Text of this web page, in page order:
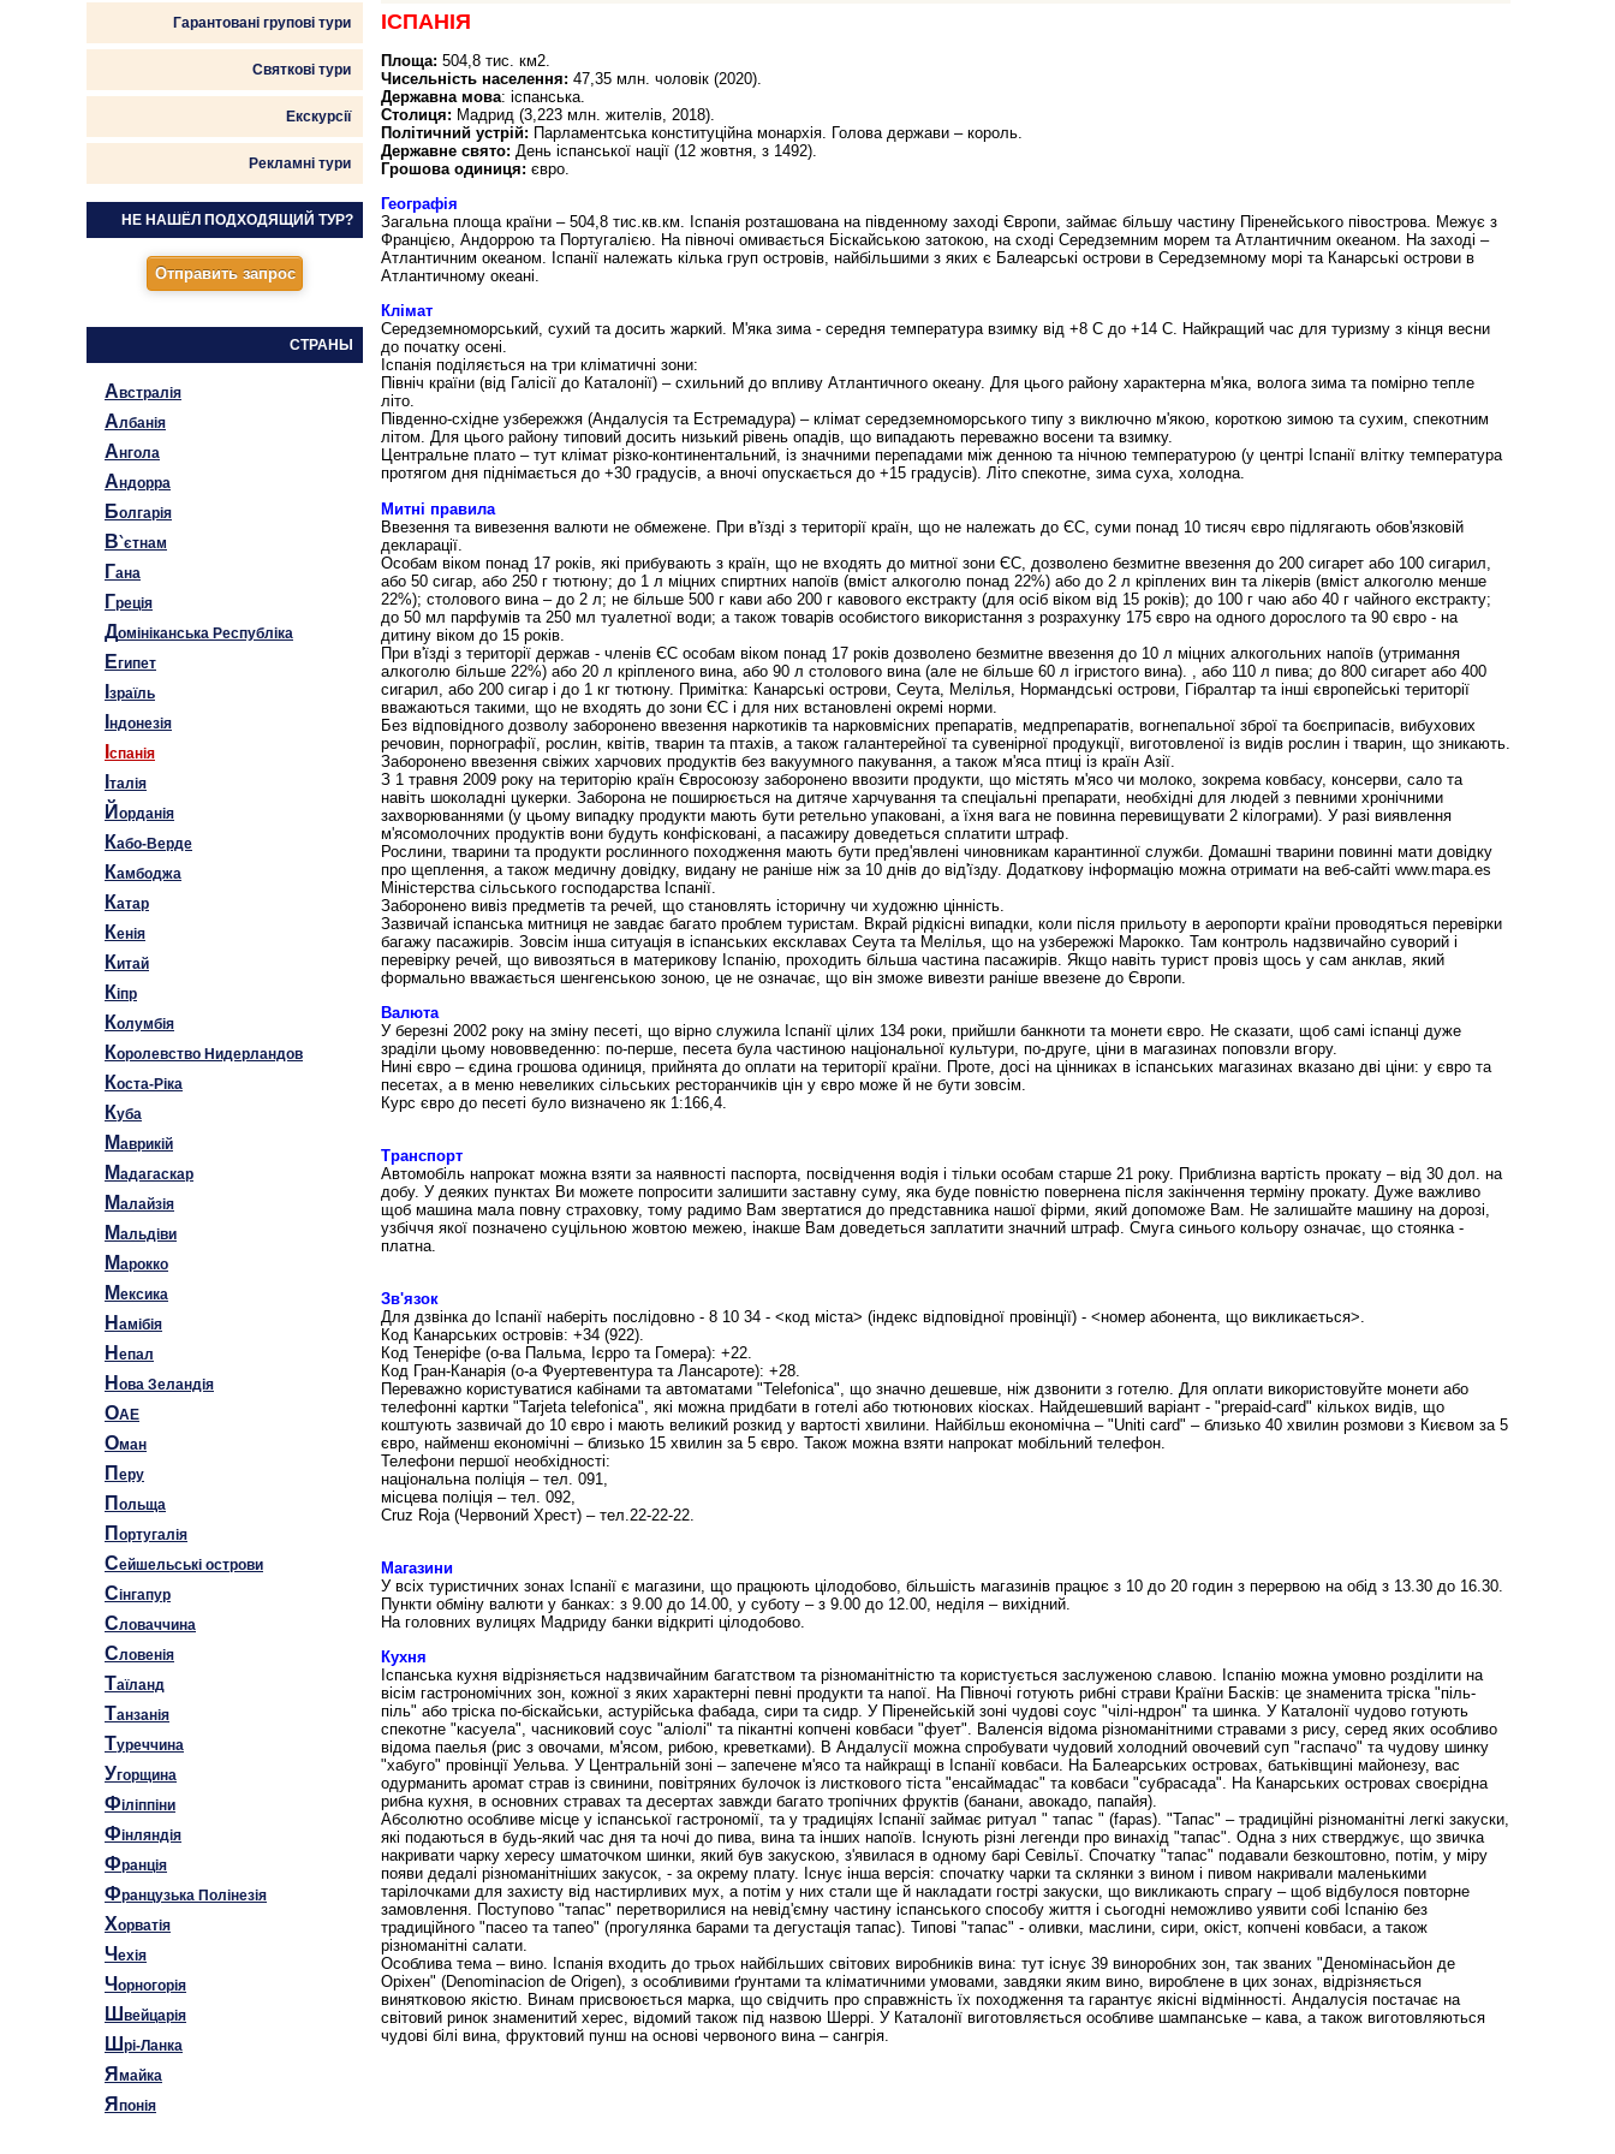
Гарантовані групові тури
Святкові тури
Екскурсії
Рекламні тури
НЕ НАШЁЛ ПОДХОДЯЩИЙ ТУР?
СТРАНЫ
Австралія
Албанія
Ангола
Андорра
Болгарія
В`єтнам
Гана
Греція
Домініканська Республіка
Египет
зраїль
ндонезія
спанія
талія
Й орданія
Кабо-Верде
Камбоджа
Катар
Кенія
Китай
Кіпр
Колумбія
Королевство Нидерландов
Коста-Ріка
Куба
Маврикій
Мадагаскар
Малайзія
Мальдіви
Марокко
Мексика
Н амібія
Н епал
Н ова Зеландія
ОAE
Оман
П еру
П ольща
П ортугалія
Сейшельські острови
Сінгапур
Словаччина
Словенія
Таїланд
Танзанія
Туреччина
Угорщина
Філіппіни
Фінляндія
Франція
Французька Полінезія
Хорватія
Ч ехія
Ч орногорія
Ш вейцарія
Ш рі-Ланка
Я майка
Я понія
ІСПАНІЯ
Площа: 504,8 тис. км2.
Чисельність населення: 47,35 млн. чоловік (2020).
Державна мова: іспанська.
Столиця: Мадрид (3,223 млн. жителів, 2018).
Політичний устрій: Парламентська конституційна монархія. Голова держави – король.
Державне свято: День іспанської нації (12 жовтня, з 1492).
Грошова одиниця: євро.
Географія
Загальна площа країни – 504,8 тис.кв.км. Іспанія розташована на південному заході Європи, займає більшу частину Піренейського півострова. Межує з
Францією, Андоррою та Португалією. На півночі омивається Біскайською затокою, на сході Середземним морем та Атлантичним океаном. На заході –
Атлантичним океаном. Іспанії належать кілька груп островів, найбільшими з яких є Балеарські острови в Середземному морі та Канарські острови в
Атлантичному океані.
Клімат
Середземноморський, сухий та досить жаркий. М'яка зима - середня температура взимку від +8 С до +14 С. Найкращий час для туризму з кінця весни
до початку осені.
Іспанія поділяється на три кліматичні зони:
Північ країни (від Галісії до Каталонії) – схильний до впливу Атлантичного океану. Для цього району характерна м'яка, волога зима та помірно тепле
літо.
Південно-східне узбережжя (Андалусія та Естремадура) – клімат середземноморського типу з виключно м'якою, короткою зимою та сухим, спекотним
літом. Для цього району типовий досить низький рівень опадів, що випадають переважно восени та взимку.
Центральне плато – тут клімат різко-континентальний, із значними перепадами між денною та нічною температурою (у центрі Іспанії влітку температура
протягом дня піднімається до +30 градусів, а вночі опускається до +15 градусів). Літо спекотне, зима суха, холодна.
Митні правила
Ввезення та вивезення валюти не обмежене. При в'їзді з території країн, що не належать до ЄС, суми понад 10 тисяч євро підлягають обов'язковій
декларації.
Особам віком понад 17 років, які прибувають з країн, що не входять до митної зони ЄС, дозволено безмитне ввезення до 200 сигарет або 100 сигарил,
або 50 сигар, або 250 г тютюну; до 1 л міцних спиртних напоїв (вміст алкоголю понад 22%) або до 2 л кріплених вин та лікерів (вміст алкоголю менше
22%); столового вина – до 2 л; не більше 500 г кави або 200 г кавового екстракту (для осіб віком від 15 років); до 100 г чаю або 40 г чайного екстракту;
до 50 мл парфумів та 250 мл туалетної води; а також товарів особистого використання з розрахунку 175 євро на одного дорослого та 90 євро - на
дитину віком до 15 років.
При в'їзді з території держав - членів ЄС особам віком понад 17 років дозволено безмитне ввезення до 10 л міцних алкогольних напоїв (утримання
алкоголю більше 22%) або 20 л кріпленого вина, або 90 л столового вина (але не більше 60 л ігристого вина). , або 110 л пива; до 800 сигарет або 400
сигарил, або 200 сигар і до 1 кг тютюну. Примітка: Канарські острови, Сеута, Мелілья, Нормандські острови, Гібралтар та інші європейські території
вважаються такими, що не входять до зони ЄС і для них встановлені окремі норми.
Без відповідного дозволу заборонено ввезення наркотиків та нарковмісних препаратів, медпрепаратів, вогнепальної зброї та боєприпасів, вибухових
речовин, порнографії, рослин, квітів, тварин та птахів, а також галантерейної та сувенірної продукції, виготовленої із видів рослин і тварин, що зникають.
Заборонено ввезення свіжих харчових продуктів без вакуумного пакування, а також м'яса птиці із країн Азії.
З 1 травня 2009 року на територію країн Євросоюзу заборонено ввозити продукти, що містять м'ясо чи молоко, зокрема ковбасу, консерви, сало та
навіть шоколадні цукерки. Заборона не поширюється на дитяче харчування та спеціальні препарати, необхідні для людей з певними хронічними
захворюваннями (у цьому випадку продукти мають бути ретельно упаковані, а їхня вага не повинна перевищувати 2 кілограми). У разі виявлення
м'ясомолочних продуктів вони будуть конфісковані, а пасажиру доведеться сплатити штраф.
Рослини, тварини та продукти рослинного походження мають бути пред'явлені чиновникам карантинної служби. Домашні тварини повинні мати довідку
про щеплення, а також медичну довідку, видану не раніше ніж за 10 днів до від'їзду. Додаткову інформацію можна отримати на веб-сайті www.mapa.es
Міністерства сільського господарства Іспанії.
Заборонено вивіз предметів та речей, що становлять історичну чи художню цінність.
Зазвичай іспанська митниця не завдає багато проблем туристам. Вкрай рідкісні випадки, коли після прильоту в аеропорти країни проводяться перевірки
багажу пасажирів. Зовсім інша ситуація в іспанських ексклавах Сеута та Мелілья, що на узбережжі Марокко. Там контроль надзвичайно суворий і
перевірку речей, що вивозяться в материкову Іспанію, проходить більша частина пасажирів. Якщо навіть турист провіз щось у сам анклав, який
формально вважається шенгенською зоною, це не означає, що він зможе вивезти раніше ввезене до Європи.
Валюта
У березні 2002 року на зміну песеті, що вірно служила Іспанії цілих 134 роки, прийшли банкноти та монети євро. Не сказати, щоб самі іспанці дуже
зраділи цьому нововведенню: по-перше, песета була частиною національної культури, по-друге, ціни в магазинах поповзли вгору.
Нині євро – єдина грошова одиниця, прийнята до оплати на території країни. Проте, досі на цінниках в іспанських магазинах вказано дві ціни: у євро та
песетах, а в меню невеликих сільських ресторанчиків цін у євро може й не бути зовсім.
Курс євро до песеті було визначено як 1:166,4.
Транспорт
Автомобіль напрокат можна взяти за наявності паспорта, посвідчення водія і тільки особам старше 21 року. Приблизна вартість прокату – від 30 дол. на
добу. У деяких пунктах Ви можете попросити залишити заставну суму, яка буде повністю повернена після закінчення терміну прокату. Дуже важливо
щоб машина мала повну страховку, тому радимо Вам звертатися до представника нашої фірми, який допоможе Вам. Не залишайте машину на дорозі,
узбіччя якої позначено суцільною жовтою межею, інакше Вам доведеться заплатити значний штраф. Смуга синього кольору означає, що стоянка -
платна.
Зв'язок
Для дзвінка до Іспанії наберіть послідовно - 8 10 34 - <код міста> (індекс відповідної провінції) - <номер абонента, що викликається>.
Код Канарських островів: +34 (922).
Код Тенеріфе (о-ва Пальма, Ієрро та Гомера): +22.
Код Гран-Канарія (о-а Фуертевентура та Лансароте): +28.
Переважно користуватися кабінами та автоматами "Telefonica", що значно дешевше, ніж дзвонити з готелю. Для оплати використовуйте монети або
телефонні картки "Tarjeta telefonica", які можна придбати в готелі або тютюнових кіосках. Найдешевший варіант - "prepaid-card" кількох видів, що
коштують зазвичай до 10 євро і мають великий розкид у вартості хвилини. Найбільш економічна – "Uniti card" – близько 40 хвилин розмови з Києвом за 5
євро, найменш економічні – близько 15 хвилин за 5 євро. Також можна взяти напрокат мобільний телефон.
Телефони першої необхідності:
національна поліція – тел. 091,
місцева поліція – тел. 092,
Cruz Roja (Червоний Хрест) – тел.22-22-22.
Магазини
У всіх туристичних зонах Іспанії є магазини, що працюють цілодобово, більшість магазинів працює з 10 до 20 годин з перервою на обід з 13.30 до 16.30.
Пункти обміну валюти у банках: з 9.00 до 14.00, у суботу – з 9.00 до 12.00, неділя – вихідний.
На головних вулицях Мадриду банки відкриті цілодобово.
Кухня
Іспанська кухня відрізняється надзвичайним багатством та різноманітністю та користується заслуженою славою. Іспанію можна умовно розділити на
вісім гастрономічних зон, кожної з яких характерні певні продукти та напої. На Півночі готують рибні страви Країни Басків: це знаменита тріска "піль-
піль" або тріска по-біскайськи, астурійська фабада, сири та сидр. У Піренейській зоні чудові соус "чілі-ндрон" та шинка. У Каталонії чудово готують
спекотне "касуела", часниковий соус "аліолі" та пікантні копчені ковбаси "фует". Валенсія відома різноманітними стравами з рису, серед яких особливо
відома паелья (рис з овочами, м'ясом, рибою, креветками). В Андалусії можна спробувати чудовий холодний овочевий суп "гаспачо" та чудову шинку
"хабуго" провінції Уельва. У Центральній зоні – запечене м'ясо та найкращі в Іспанії ковбаси. На Балеарських островах, батьківщині майонезу, вас
одурманить аромат страв із свинини, повітряних булочок із листкового тіста "енсаймадас" та ковбаси "субрасада". На Канарських островах своєрідна
рибна кухня, в основних стравах та десертах завжди багато тропічних фруктів (банани, авокадо, папайя).
Абсолютно особливе місце у іспанської гастрономії, та у традиціях Іспанії займає ритуал " тапас " (fapas). "Taпac" – традиційні різноманітні легкі закуски,
які подаються в будь-який час дня та ночі до пива, вина та інших напоїв. Існують різні легенди про винахід "тапас". Одна з них стверджує, що звичка
накривати чарку хересу шматочком шинки, який був закускою, з'явилася в одному барі Севільї. Спочатку "тапас" подавали безкоштовно, потім, у міру
появи дедалі різноманітніших закусок, - за окрему плату. Існує інша версія: спочатку чарки та склянки з вином і пивом накривали маленькими
тарілочками для захисту від настирливих мух, а потім у них стали ще й накладати гострі закуски, що викликають спрагу – щоб відбулося повторне
замовлення. Поступово "тапас" перетворилися на невід'ємну частину іспанського способу життя і сьогодні неможливо уявити собі Іспанію без
традиційного "пасео та тапео" (прогулянка барами та дегустація тапас). Типові "тапас" - оливки, маслини, сири, окіст, копчені ковбаси, а також
різноманітні салати.
Особлива тема – вино. Іспанія входить до трьох найбільших світових виробників вина: тут існує 39 виноробних зон, так званих "Деномінасьйон де
Оріхен" (Denominacion de Origen), з особливими ґрунтами та кліматичними умовами, завдяки яким вино, вироблене в цих зонах, відрізняється
винятковою якістю. Винам присвоюється марка, що свідчить про справжність їх походження та гарантує якісні відмінності. Андалусія постачає на
світовий ринок знаменитий херес, відомий також під назвою Шеррі. У Каталонії виготовляється особливе шампанське – кава, а також виготовляються
чудові білі вина, фруктовий пунш на основі червоного вина – сангрія.